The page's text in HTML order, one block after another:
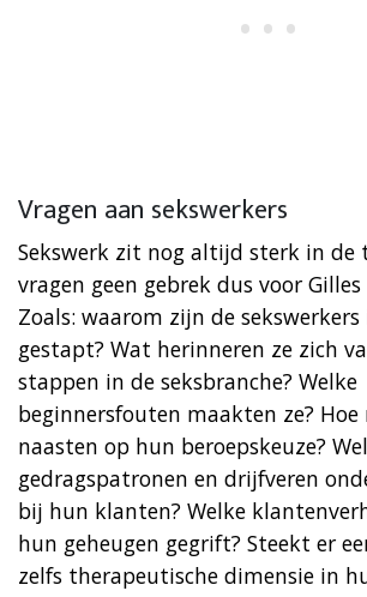
Vragen aan sekswerkers
Sekswerk zit nog altijd sterk in de
vragen geen gebrek dus voor Gilles
Zoals: waarom zijn de
gestapt? Wat herinneren ze zich
stappen in de seksbranche? Welke
beginnersfouten maakten ze? Hoe
naasten op hun beroepskeuze?
gedragspatronen en drijfveren
bij hun klanten? Welke
hun geheugen gegrift? Steekt er
zelfs therapeutische dimensie in